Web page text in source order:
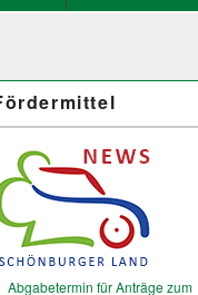
Abgabetermin für Anträge zum